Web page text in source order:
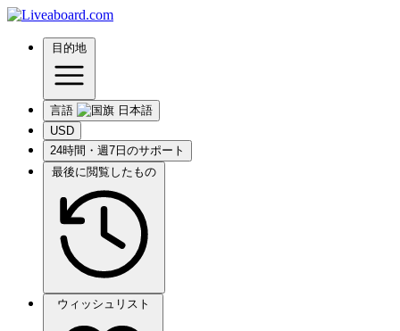
目的地
言語
USD
24時間・週7日のサポート
最後に閲覧したもの
ウィッシュリスト